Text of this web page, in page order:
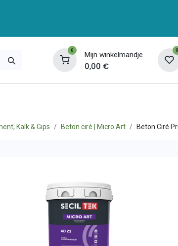
0 Mijn winkelmandje
0,00 €
0
Kalk & Gips Beton ciré | Micro Art Beton Ciré